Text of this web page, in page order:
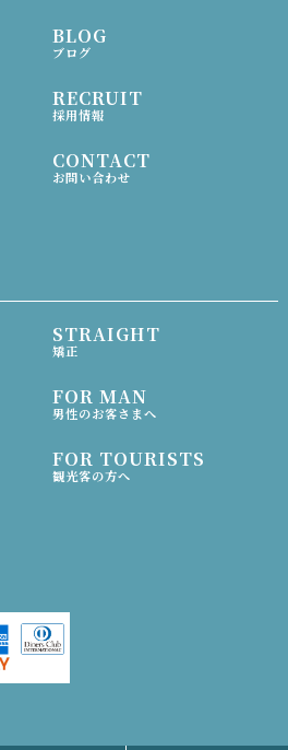
BLOG
ブログ
RECRUIT
採用情報
CONTACT
お問い合わせ
STRAIGHT
矯正
FOR MAN
男性のお客さまへ
FOR TOURISTS
観光客の方へ